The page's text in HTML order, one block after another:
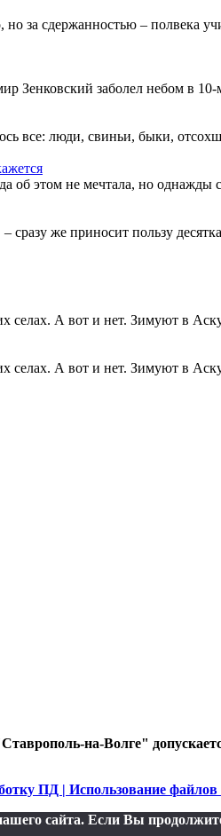
за сдержанностью – полвека
Зенковский заболел небом в
все: люди, свиньи, быки,
об этом не мечтала, но
сразу же приносит пользу
селах. А вот и нет. Зимуют в
селах. А вот и нет. Зимуют в
на-Волге"
ПД | Использование файлов
сайта. Если Вы